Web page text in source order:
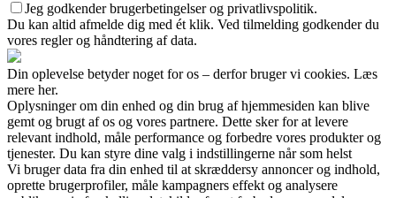
Jeg godkender brugerbetingelser og privatlivspolitik.
Du kan altid afmelde dig med ét klik. Ved tilmelding godkender du
vores regler og håndtering af data.
Din oplevelse betyder noget for os – derfor bruger vi cookies. Læs
mere her.
Oplysninger om din enhed og din brug af hjemmesiden kan blive
gemt og brugt af os og vores partnere. Dette sker for at levere
relevant indhold, måle performance og forbedre vores produkter og
tjenester. Du kan styre dine valg i indstillingerne når som helst
Vi bruger data fra din enhed til at skræddersy annoncer og indhold,
oprette brugerprofiler, måle kampagners effekt og analysere